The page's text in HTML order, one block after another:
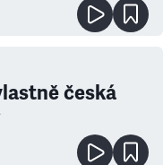
česká